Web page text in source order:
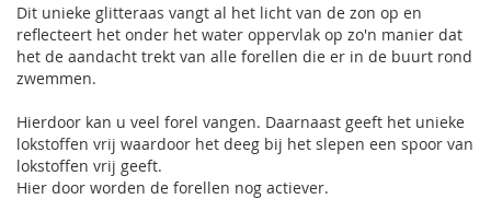
Dit unieke glitteraas vangt al het licht van de zon op en
reflecteert het onder het water oppervlak op zo'n manier dat
het de aandacht trekt van alle forellen die er in de buurt rond
zwemmen.
Hierdoor kan u veel forel vangen. Daarnaast geeft het unieke
lokstoffen vrij waardoor het deeg bij het slepen een spoor van
lokstoffen vrij geeft.
Hier door worden de forellen nog actiever.